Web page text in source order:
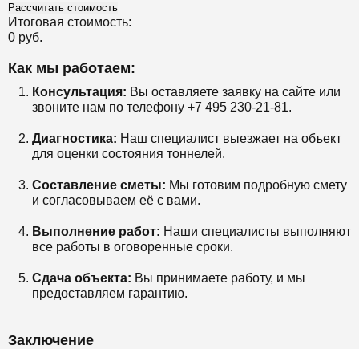
Рассчитать стоимость
Итоговая стоимость:
0 руб.
Как мы работаем:
Консультация: Вы оставляете заявку на сайте или
звоните нам по телефону +7 495 230-21-81.
Диагностика: Наш специалист выезжает на объект
для оценки состояния тоннелей.
Составление сметы: Мы готовим подробную смету
и согласовываем её с вами.
Выполнение работ: Наши специалисты выполняют
все работы в оговоренные сроки.
Сдача объекта: Вы принимаете работу, и мы
предоставляем гарантию.
Заключение